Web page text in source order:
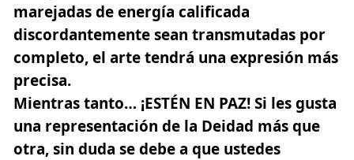
marejadas de energía calificada
discordantemente sean transmutadas por
completo, el arte tendrá una expresión más
precisa.
Mientras tanto… ¡ESTÉN EN PAZ!Si les gusta
una representación de la Deidad más que
otra, sin duda se debe a que ustedes